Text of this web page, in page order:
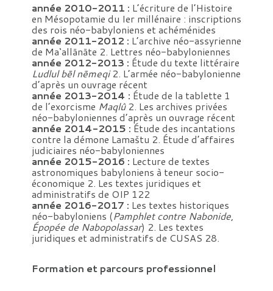
année 2010-2011 : L’écriture de l’Histoire
en Mésopotamie du Ier millénaire : inscriptions
des rois néo-babyloniens et achéménides
année 2011-2012 : L’archive néo-assyrienne
de Ma‘allānāte 2. Lettres néo-babyloniennes
année 2012-2013 : Étude du texte littéraire
Ludlul bēl nēmeqi2. L’armée néo-babylonienne
d’après un ouvrage récent
année 2013-2014 : Étude de la tablette 1
de l’exorcisme Maqlû2. Les archives privées
néo-babyloniennes d’après un ouvrage récent
année 2014-2015 : Étude des incantations
contre la démone Lamaštu 2. Étude d’affaires
judiciaires néo-babyloniennes
année 2015-2016 : Lecture de textes
astronomiques babyloniens à teneur socio-
économique 2. Les textes juridiques et
administratifs de OIP 122
année 2016-2017 : Les textes historiques
néo-babyloniens (Pamphlet contre Nabonide,
Épopée de Nabopolassar) 2. Les textes
juridiques et administratifs de CUSAS 28.
Formation et parcours professionnel